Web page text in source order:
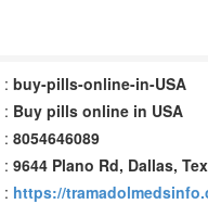
: buy-pills-online-in-USA
: Buy pills online in USA
: 8054646089
: 9644 Plano Rd, Dallas,
: https://